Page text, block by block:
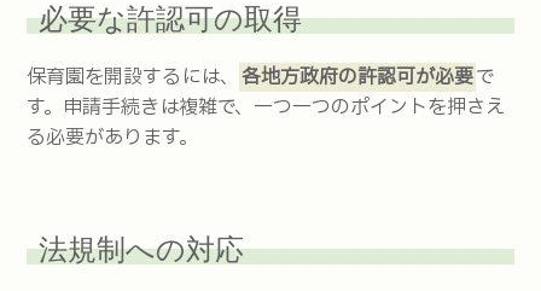
必要な許認可の取得
保育園を開設するには、 各地方政府の許認可が必要で
す。申請手続きは複雑で、一つ一つのポイントを押さえ
る必要があります。
法規制への対応